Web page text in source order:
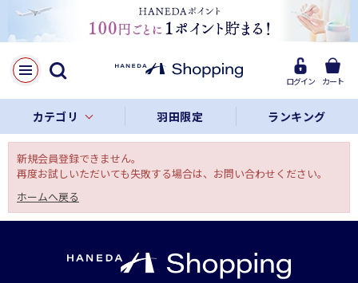
ログイン カート
カテゴリ 羽田限定 ランキング
新規会員登録できません。
再度お試しいただいても失敗する場合は、お問い合わせください。
ホームへ戻る